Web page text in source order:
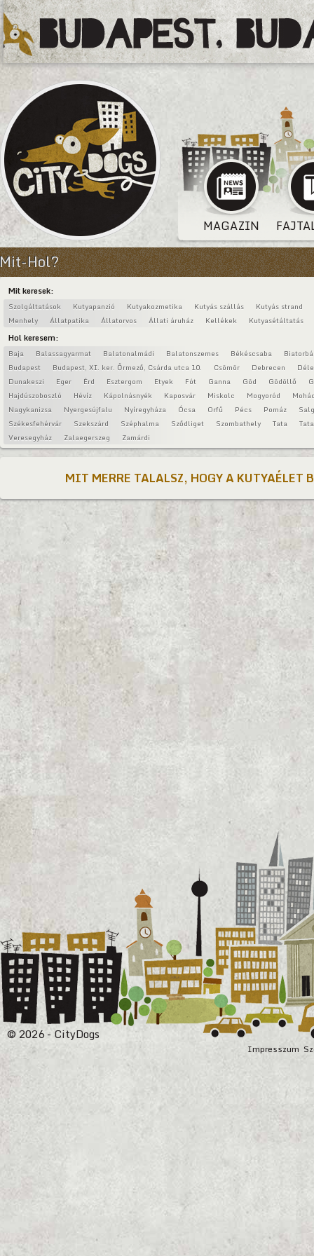
MAGAZIN
Mit-Hol?
Mit keresek:
Szolgáltatások Kutyapanzió Kutyakozmetika Kutyás szállás
Kutyás strand
Menhely
Állatpatika Állatorvos Állati áruház Kellékek Kutyasétáltatás
Hol keresem:
Baja Balassagyarmat Balatonalmádi Balatonszemes Békéscsaba
Budapest
Budapest, XI. ker. Őrmező, Csárda utca 10. Csömör Debrecen
Dunakeszi
Eger Érd Esztergom Etyek Fót Ganna Göd Gödöllő
Hajdúszoboszló
Hévíz Kápolnásnyék Kaposvár Miskolc Mogyoród
Nagykanizsa
Nyergesújfalu Nyíregyháza Ócsa Orfű Pécs Pomáz
Székesfehérvár
Szekszárd Széphalma Sződliget Szombathely Tata
Veresegyház
Zalaegerszeg Zamárdi
MIT MERRE TALALSZ, HOGY A KUTYAÉLET
Impresszum
© 2026 - CityDogs